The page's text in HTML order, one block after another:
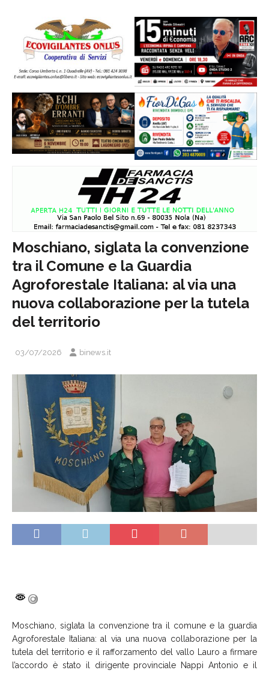
Moschiano, siglata la convenzione
tra il Comune e la Guardia
Agroforestale Italiana: al via una
nuova collaborazione per la tutela
del territorio
03/07/2026 binews.it
Moschiano, siglata la convenzione tra il comune e la guardia
Agroforestale Italiana: al via una nuova collaborazione per la
tutela del territorio e il rafforzamento del vallo Lauro a firmare
l’accordo è stato il dirigente provinciale Nappi Antonio e il